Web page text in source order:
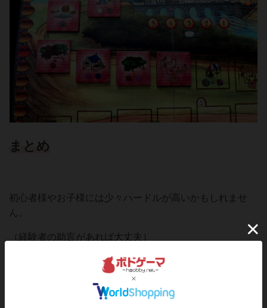
まとめ
初心者様やお子様には少々ハードルが高いかもしれませ
ん。
（経験者の助言があれば大丈夫）
細かいルールが多いのでルールミスはしがち。